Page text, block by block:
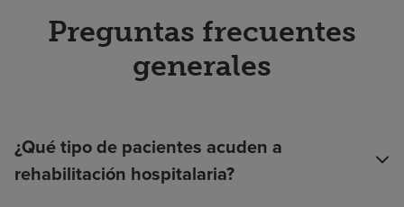
Preguntas frecuentes
generales
¿Qué tipo de pacientes acuden a
rehabilitación hospitalaria?